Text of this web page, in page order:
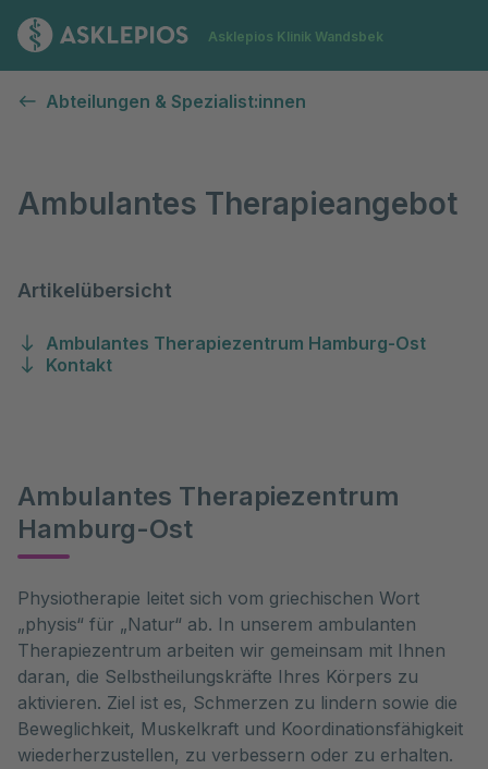
Zur Startseite
Asklepios Klinik Wandsbek
Abteilungen & Spezialist:innen
Ambulantes Therapieangebot
Artikelübersicht
Ambulantes Therapiezentrum Hamburg-Ost
Kontakt
Ambulantes Therapiezentrum
Hamburg-Ost
Physiotherapie leitet sich vom griechischen Wort
„physis“ für „Natur“ ab. In unserem ambulanten
Therapiezentrum arbeiten wir gemeinsam mit Ihnen
daran, die Selbstheilungskräfte Ihres Körpers zu
aktivieren. Ziel ist es, Schmerzen zu lindern sowie die
Beweglichkeit, Muskelkraft und Koordinationsfähigkeit
wiederherzustellen, zu verbessern oder zu erhalten.